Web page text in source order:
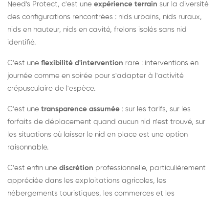
Need's Protect, c'est une expérience terrain sur la diversité
des configurations rencontrées : nids urbains, nids ruraux,
nids en hauteur, nids en cavité, frelons isolés sans nid
identifié.
C'est une flexibilité d'intervention rare : interventions en
journée comme en soirée pour s'adapter à l'activité
crépusculaire de l'espèce.
C'est une transparence assumée : sur les tarifs, sur les
forfaits de déplacement quand aucun nid n'est trouvé, sur
les situations où laisser le nid en place est une option
raisonnable.
C'est enfin une discrétion professionnelle, particulièrement
appréciée dans les exploitations agricoles, les
hébergements touristiques, les commerces et les